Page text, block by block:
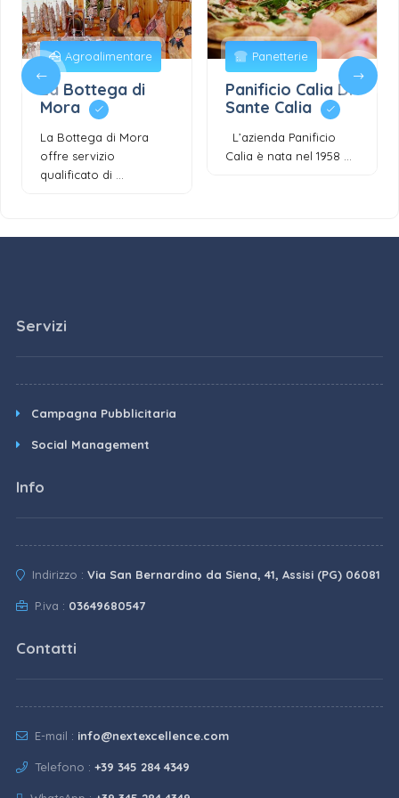
Agroalimentare
La Bottega di
Mora
La Bottega di Mora
offre servizio
qualificato di ...
Panetterie
Panificio Calia Di
Sante Calia
L’azienda Panificio
Calia è nata nel 1958 ...
Servizi
Campagna Pubblicitaria
Social Management
Info
Indirizzo : Via San Bernardino da Siena, 41, Assisi (PG) 06081
P.iva : 03649680547
Contatti
E-mail : info@nextexcellence.com
Telefono : +39 345 284 4349